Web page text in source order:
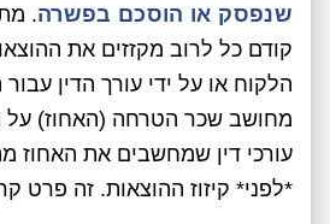
שנפסק או הוסכם בפשרה.
קודם כל לרוב מקזזים את
הלקוח או על ידי עורך הדין
מחושב שכר הטרחה (האחוז) על
עורכי דין שמחשבים את האחוז
*לפני* קיזוז ההוצאות. זה פרט